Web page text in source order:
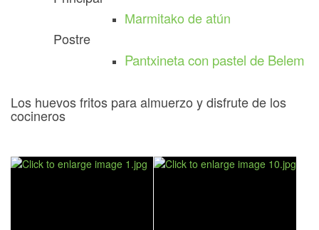
Marmitako de atún
Postre
Pantxineta con pastel de Belem
Los huevos fritos para almuerzo y disfrute de los
cocineros